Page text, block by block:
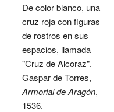
De color blanco, una
cruz roja con figuras
de rostros en sus
espacios, llamada
"Cruz de Alcoraz".
Gaspar de Torres,
Armorial de Aragón,
1536.